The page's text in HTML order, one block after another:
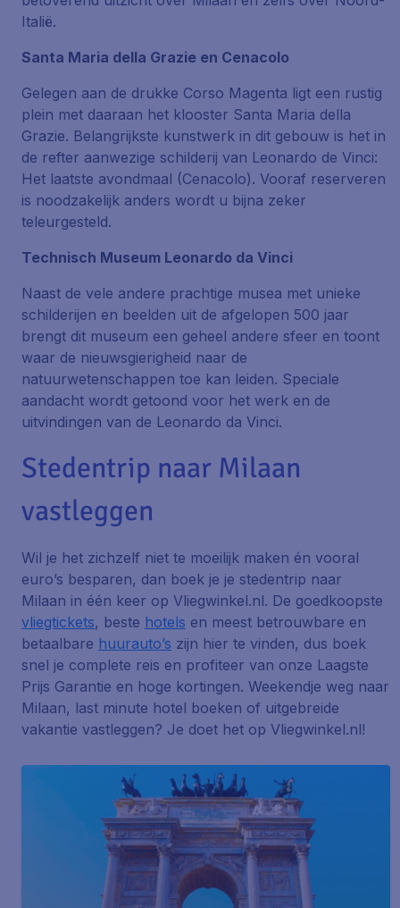
Italië.
Santa Maria della Grazie en Cenacolo
Gelegen aan de drukke Corso Magenta ligt een rustig
plein met daaraan het klooster Santa Maria della
Grazie. Belangrijkste kunstwerk in dit gebouw is het in
de refter aanwezige schilderij van Leonardo de Vinci:
Het laatste avondmaal (Cenacolo). Vooraf reserveren
is noodzakelijk anders wordt u bijna zeker
teleurgesteld.
Technisch Museum Leonardo da Vinci
Naast de vele andere prachtige musea met unieke
schilderijen en beelden uit de afgelopen 500 jaar
brengt dit museum een geheel andere sfeer en toont
waar de nieuwsgierigheid naar de
natuurwetenschappen toe kan leiden. Speciale
aandacht wordt getoond voor het werk en de
uitvindingen van de Leonardo da Vinci.
Stedentrip naar Milaan
vastleggen
Wil je het zichzelf niet te moeilijk maken én vooral
euro’s besparen, dan boek je je stedentrip naar
Milaan in één keer op Vliegwinkel.nl. De goedkoopste
vliegtickets, beste hotels en meest betrouwbare en
betaalbare huurauto’s zijn hier te vinden, dus boek
snel je complete reis en profiteer van onze Laagste
Prijs Garantie en hoge kortingen. Weekendje weg naar
Milaan, last minute hotel boeken of uitgebreide
vakantie vastleggen? Je doet het op Vliegwinkel.nl!